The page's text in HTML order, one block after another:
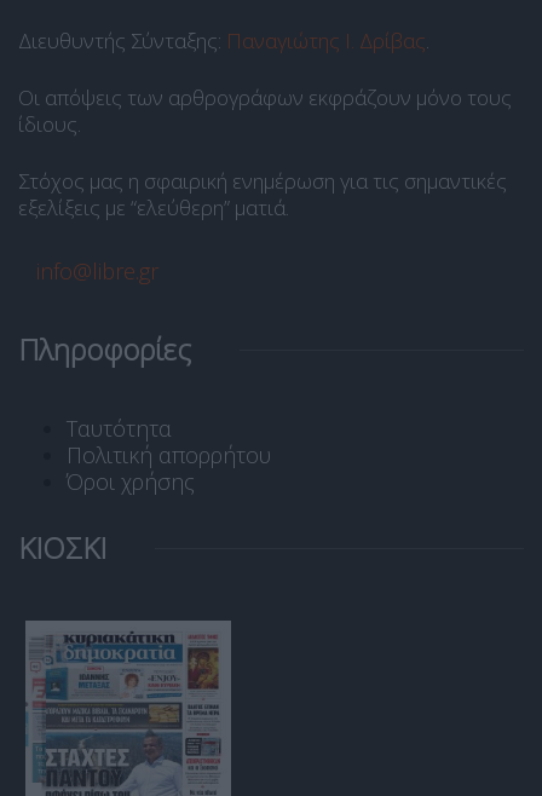
Διευθυντής Σύνταξης: Παναγιώτης Ι. Δρίβας.
Οι απόψεις των αρθρογράφων εκφράζουν μόνο τους
ίδιους.
Στόχος μας η σφαιρική ενημέρωση για τις σημαντικές
εξελίξεις με “ελεύθερη” ματιά.
info@libre.gr
Πληροφορίες
Ταυτότητα
Πολιτική απορρήτου
Όροι χρήσης
ΚΙΟΣΚΙ